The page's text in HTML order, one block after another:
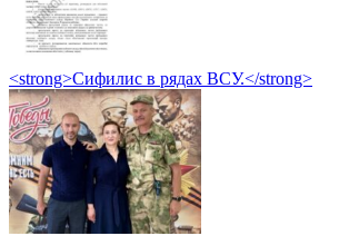
<strong>Сифилис в рядах ВСУ.</strong>